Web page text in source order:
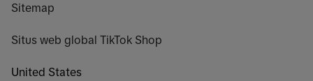
Sitemap
Situs web global TikTok Shop
United States